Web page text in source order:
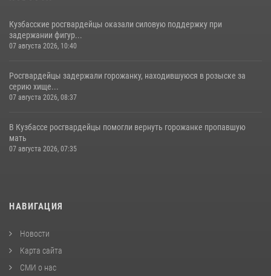
Кузбасские росгвардейцы оказали силовую поддержку при
задержании фигур...
07 августа 2026, 10:40
Росгвардейцы задержали горожанку, находившуюся в розыске за
серию хище...
07 августа 2026, 08:37
В Кузбассе росгвардейцы помогли вернуть горожанке пропавшую
мать
07 августа 2026, 07:35
НАВИГАЦИЯ
Новости
Карта сайта
СМИ о нас